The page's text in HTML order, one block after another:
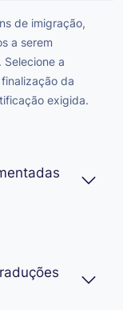
de imigração,
a serem
a
da
exigida.